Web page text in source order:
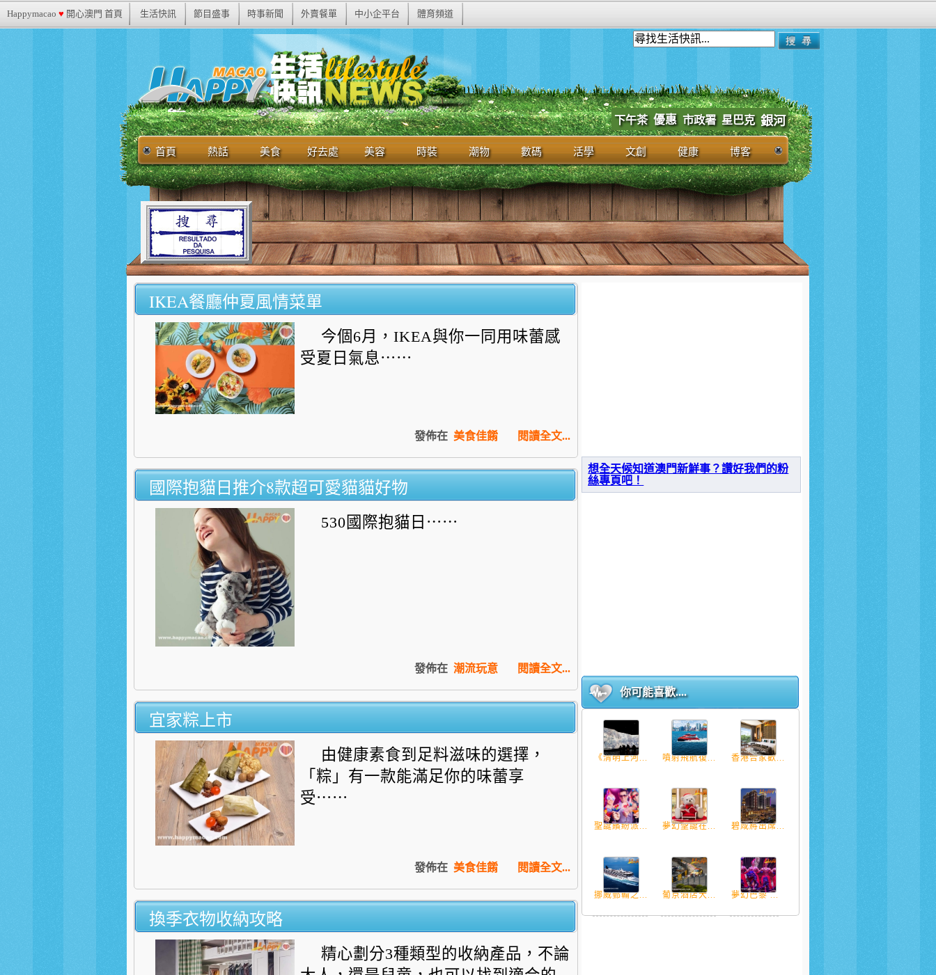
Happymacao ♥ 開心澳門 首頁 生活快訊 節目盛事 時事新聞 外賣餐單 中小企平台 體育頻道
下午茶 優惠 市政署 星巴克 銀河
首頁 熱話 美食 好去處 美容 時裝 潮物 數碼 活學 文創 健康 博客
IKEA餐廳仲夏風情菜單
今個6月， IKEA與你一同用味蕾感
受夏日氣息⋯⋯
閱讀全文...
發佈在 美食佳餚
國際抱貓日推介8款超可愛貓貓好物
530國際抱貓日⋯⋯
閱讀全文...
發佈在 潮流玩意
宜家粽上市
由健康素食到足料滋味的選擇，
「粽」有一款能滿足你的味蕾享
受⋯⋯
閱讀全文...
發佈在 美食佳餚
換季衣物收納攻略
精心劃分3種類型的收納產品，不論
想全天候知道澳門新鮮事？讚好我們的粉
絲專頁吧！
你可能喜歡....
《清明上河... 噴射飛航復... 香港合家歡...
聖誕繽紛派... 夢幻聖誕在... 碧咸將出席...
挪威郵輪之... 葡京酒店大... 夢幻巴黎 ...